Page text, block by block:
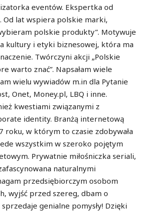
eventów. Ekspertka od
Od lat wspiera polskie marki,
polskie produkty”. Motywuje
kultury i etyki biznesowej, która ma
Twórczyni akcji „Polskie
warto znać”. Napsałam wiele
wielu wywiadów m.in dla Pytanie
Onet, Money.pl, LBQ i inne.
kwestiami związanymi z
identity. Branżą internetową
roku, w którym to czasie zdobywała
wszystkim w szeroko pojętym
Prywatnie miłośniczka seriali,
naturalnymi
przedsiębiorczym osobom
wyjść przed szereg, dbam o
genialne pomysły! Dzięki